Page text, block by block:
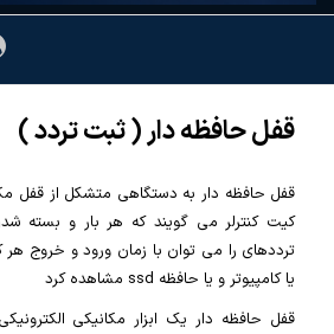
قفل حافظه دار ( ثبت تردد )
قفل حافظه دار به دستگاهی متشکل از قفل
کیت کنترلر می گویند که هر بار و
ترددهای را می توان با زمان ورود و خروج هر
یا کامپیوتر و یا حافظه ssd مشاهده کرد
قفل حافظه دار یک ابزار مکانیکی